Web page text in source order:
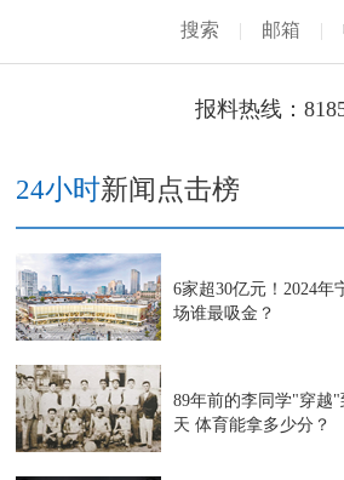
搜索 | 邮箱 |
报料热线：
24小时新闻点击榜
6家超30亿元！2024年
场谁最吸金？
89年前的李同学"穿越"
天 体育能拿多少分？